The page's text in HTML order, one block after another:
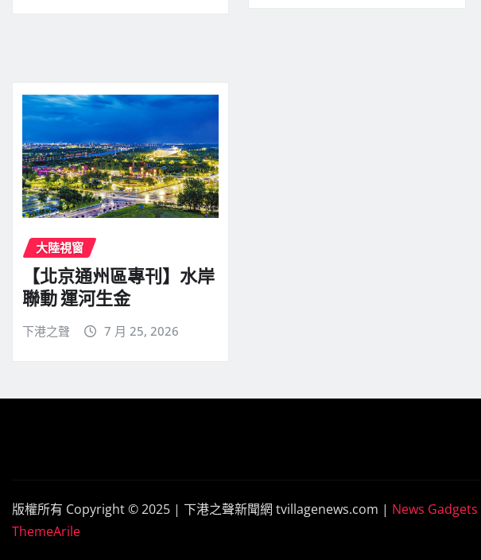
大陸視窗
【北京通州區專刊】水岸
聯動 運河生金
下港之聲 7 月 25, 2026
版權所有 Copyright © 2025 | 下港之聲新聞網 tvillagenews.com | News Gadgets
ThemeArile